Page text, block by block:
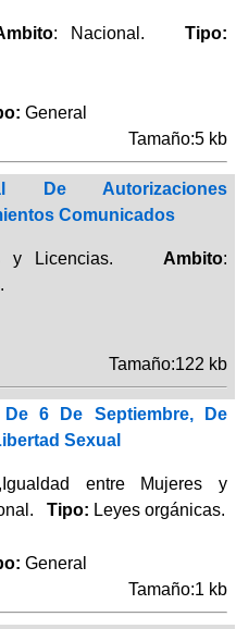
: Nacional.Tipo:
General
Tamaño:5 kb
De Autorizaciones
Comunicados
y Licencias. Ambito:
Tamaño:122 kb
De 6 De Septiembre, De
Sexual
entre Mujeres y
Tipo: Leyes orgánicas.
General
Tamaño:1 kb